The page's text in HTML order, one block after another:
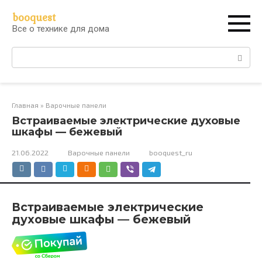
контенту
booquest
Все о технике для дома
Поиск:
Главная » Варочные панели
Встраиваемые электрические духовые
шкафы — бежевый
21.06.2022 Варочные панели booquest_ru
Встраиваемые электрические
духовые шкафы — бежевый